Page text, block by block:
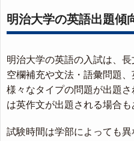
明治大学の英語出題傾
明治大学の英語の入試は、長
空欄補充や文法・語彙問題、
様々なタイプの問題が出題
は英作文が出題される場合も
試験時間は学部によっても